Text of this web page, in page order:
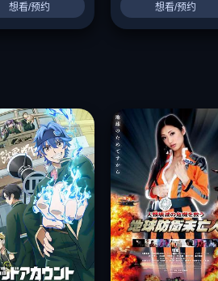
想看/预约 想看/预约